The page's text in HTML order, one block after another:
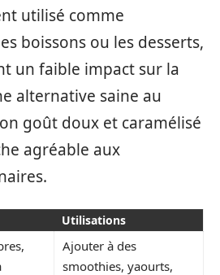
utilisé comme
boissons ou les desserts,
un faible impact sur la
alternative saine au
goût doux et caramélisé
agréable aux
Utilisations
Ajouter à des
smoothies, yaourts,